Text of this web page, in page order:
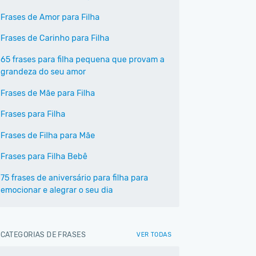
Frases de Amor para Filha
Frases de Carinho para Filha
65 frases para filha pequena que provam a
grandeza do seu amor
Frases de Mãe para Filha
Frases para Filha
Frases de Filha para Mãe
Frases para Filha Bebê
75 frases de aniversário para filha para
emocionar e alegrar o seu dia
CATEGORIAS DE FRASES VER TODAS